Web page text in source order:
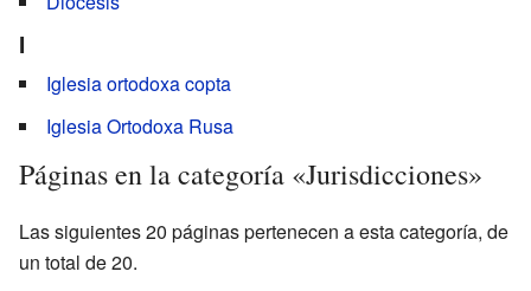
I
Iglesia ortodoxa copta
Iglesia Ortodoxa Rusa
Páginas en la categoría «Jurisdicciones»
Las siguientes 20 páginas pertenecen a esta categoría, de
un total de 20.